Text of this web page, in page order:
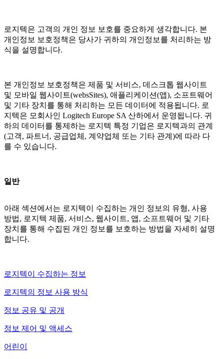
로지텍은 고객의 개인 정보 보호를 중요하게 생각합니다. 본
개인정보 보호정책은 당사가 귀하의 개인정보를 처리하는 방
식을 설명합니다.
본 개인정보 보호정책은 제품 및 서비스, 데스크톱 웹사이트
및 모바일 웹사이트(websSites), 애플리케이션(앱), 소프트웨어
및 기타 장치를 통해 처리하는 모든 데이터에 적용됩니다. 로
지텍은 모회사인 Logitech Europe SA 산하에서 운영됩니다. 귀
하의 데이터를 통제하는 로지텍 특정 기업은 로지텍과의 관계
(고객, 파트너, 공급업체, 계약업체 또는 기타 관계)에 따라 다
를 수 있습니다.
일반
아래 섹션에서는 로지텍이 수집하는 개인 정보의 유형, 사용
방법, 로지텍 제품, 서비스, 웹사이트, 앱, 소프트웨어 및 기타
장치를 통해 수집된 개인 정보를 보호하는 방법을 자세히 설명
합니다.
로지텍이 수집하는 정보
로지텍의 정보 사용 방식
정보 공유 및 공개
정보 제어 및 액세스
어린이